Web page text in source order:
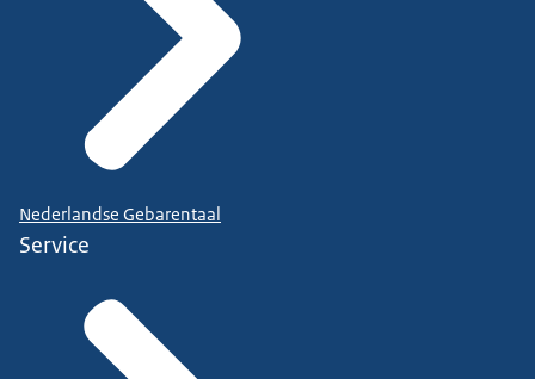
Nederlandse Gebarentaal
Service